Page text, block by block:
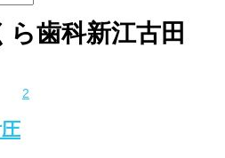
歯科新江古田
2